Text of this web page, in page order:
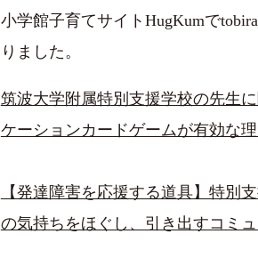
小学館子育てサイトHugKumで
りました。
筑波大学附属特別支援学校の先生
ケーションカードゲームが有効な
【発達障害を応援する道具】特別
の気持ちをほぐし、引き出すコミ